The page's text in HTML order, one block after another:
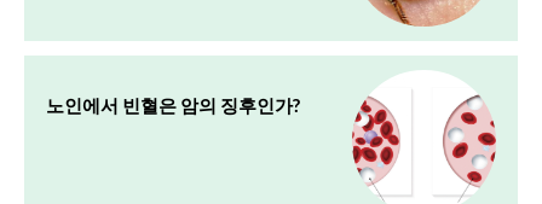
노인에서 빈혈은 암의 징후인가?